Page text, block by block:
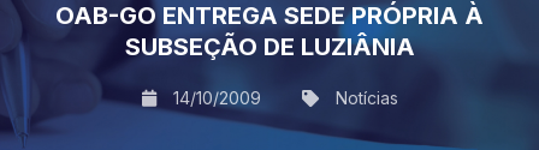
OAB-GO ENTREGA SEDE PRÓPRIA À
SUBSEÇÃO DE LUZIÂNIA
14/10/2009 Notícias